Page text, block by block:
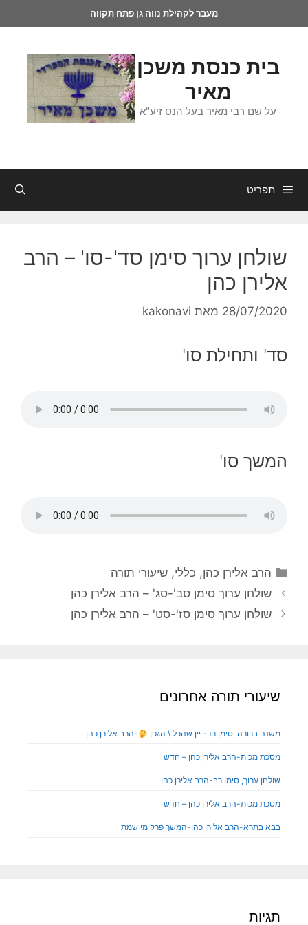
מעבר לקהילת נווה גן פתח תקווה
בית כנסת משכן
מאיר
על שם רבי מאיר בעל הנס זיע"א
תפריט
שולחן ערוך סימן סד'-סו' – הרב
אלירן כהן
28/07/2020 מאת kakonavi
סד' ותחילת סו'
המשך סו'
הרב אלירן כהן, כללי,שיעורי תורה
שולחן ערוך סימן סב'-סג' – הרב אלירן כהן
שולחן ערוך סימן סז'-סט' – הרב אלירן כהן
שיעורי תורה אחרונים
משנה ברורה, סימן רד– יין שהכל \ הגפן -הרב אלירן כהן
מסכת מכות-הרב אלירן כהן – חדש
שולחן ערוך, סימן רב-הרב אלירן כהן
מסכת מכות-הרב אלירן כהן – חדש
בבא בתרא-הרב אלירן כהן-המשך פרק מי שמת
תגיות